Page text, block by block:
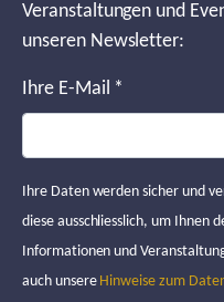
Veranstaltungen und
unseren Newsletter:
Ihre E-Mail *
Ihre Daten werden sicher und
diese ausschliesslich, um Ihnen
Informationen und
auch unsere Hinweise zum